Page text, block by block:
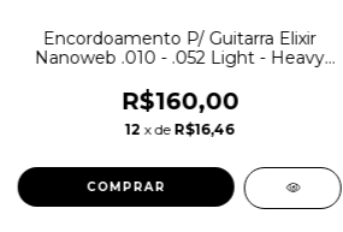
Encordoamento P/ Guitarra Elixir
Nanoweb .010 - .052 Light - Heavy
R$160,00
12 x de R$16,46